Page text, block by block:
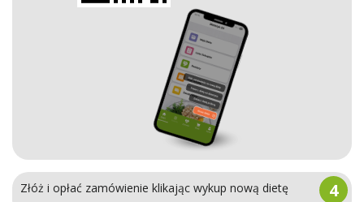
Złóż i opłać zamówienie klikając wykup nową dietę 4